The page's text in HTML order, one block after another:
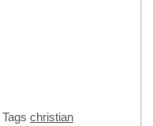
Tags christian